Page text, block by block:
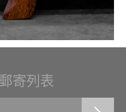
寄列表